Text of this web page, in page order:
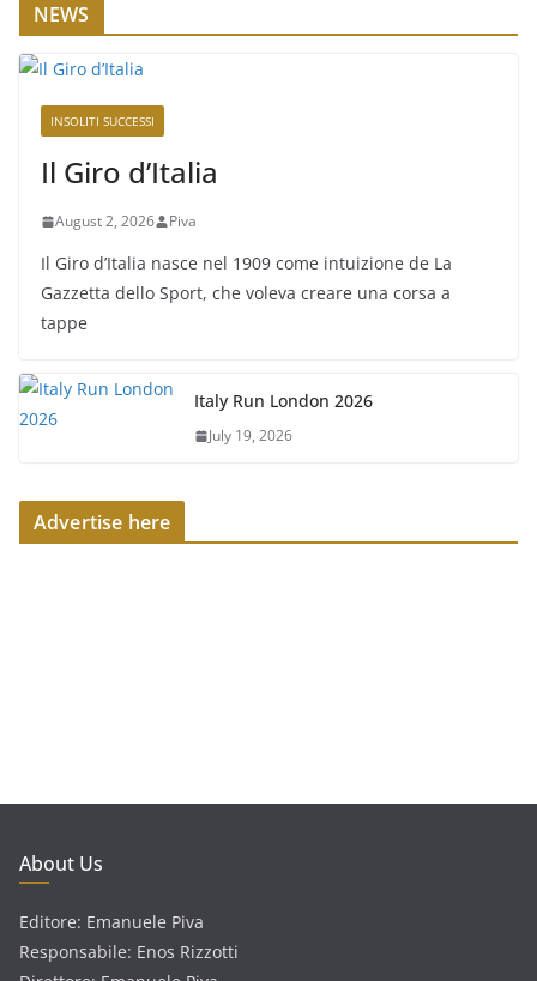
NEWS
INSOLITI SUCCESSI
Il Giro d’Italia
August 2, 2026 Piva
Il Giro d’Italia nasce nel 1909 come intuizione de La
Gazzetta dello Sport, che voleva creare una corsa a
tappe
Italy Run London 2026
July 19, 2026
Advertise here
About Us
Editore: Emanuele Piva
Responsabile: Enos Rizzotti